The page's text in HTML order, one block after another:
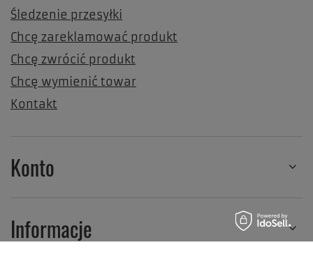
Śledzenie przesyłki
Chcę zareklamować produkt
Chcę zwrócić produkt
Chcę wymienić towar
Kontakt
Konto
Informacje